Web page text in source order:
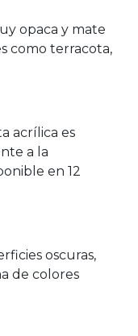
opaca y mate
como terracota,
acrílica es
a la
en 12
oscuras,
de colores